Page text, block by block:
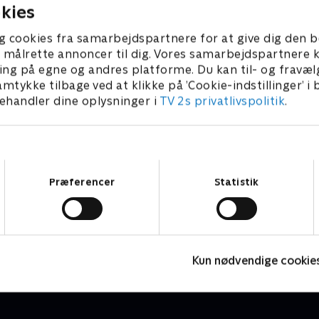
cookies fra samarbejdspartnere for at give dig den
annoncer til dig. Vores samarbejdspartnere
på egne og andres platforme. Du kan til- og
tilbage ved at klikke på ’Cookie-indstillinger’ i
dine oplysninger i TV 2s privatlivspolitik.
Præferencer Statistik
Kun nødvendige
tager han imod fire kendte
er klar til at quizze og
gladeste vanvid.
Hans Pilgaard, Ibi
Meyerheim og Lasse
grine af nettets gladeste
Gæsterne er Katrine Hertz
Mortensen, Joakim
Tommy Kenter og Therese
Stormester